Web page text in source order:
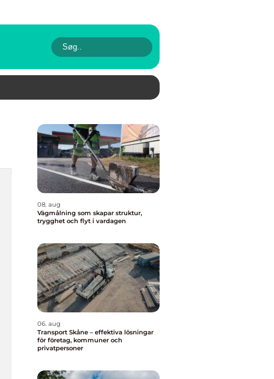
08. aug
Vägmålning som skapar struktur,
trygghet och flyt i vardagen
06. aug
Transport Skåne – effektiva lösningar
för företag, kommuner och
privatpersoner